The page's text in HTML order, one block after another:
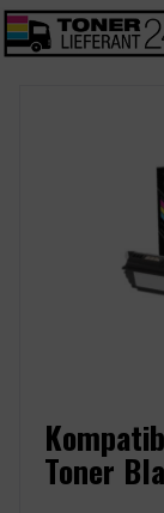
Toner